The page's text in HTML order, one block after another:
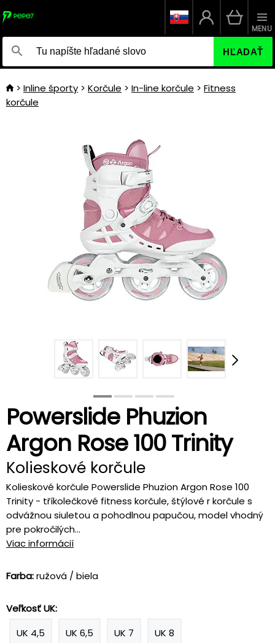
HĽADAŤ
MENU
Inline športy Korčule In-line korčule
Fitness
korčule
Powerslide Phuzion
Argon Rose 100 Trinity
Kolieskové korčule
Kolieskové korčule Powerslide Phuzion Argon Rose 100
Trinity - tříkolečkové fitness korčule, štýlové r korčule s
odvážnou siuletou a pohodlnou papučou, model vhodný
pre pokročilých...
Viac informácií
Farba:ružová / biela
Veľkosť UK:
UK 4,5
UK 6,5 UK 7 UK 8